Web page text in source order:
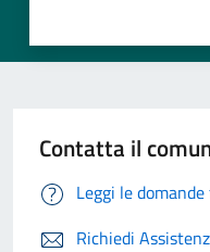
Contatta il
Leggi le
Richiedi